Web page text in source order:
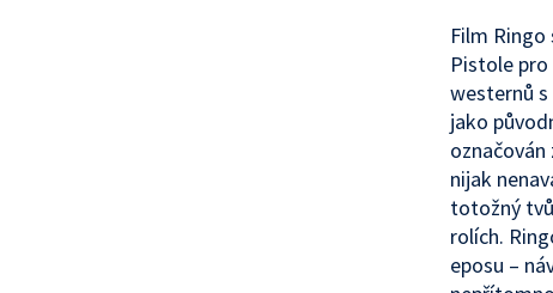
Film
Pistole
westernů s
jako
nijak
totožný
rolích.
eposu –